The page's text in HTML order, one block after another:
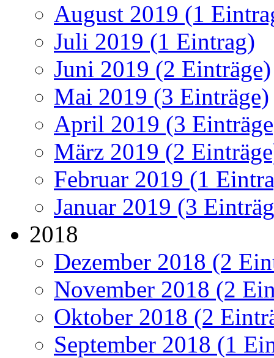
August 2019 (1
Juli 2019 (1 Eintrag)
Juni 2019 (2 Einträge)
Mai 2019 (3 Einträge)
April 2019 (3
März 2019 (2
Februar 2019 (1
Januar 2019 (3
2018
Dezember 2018 (2
November 2018 (2
Oktober 2018 (2
September 2018 (1